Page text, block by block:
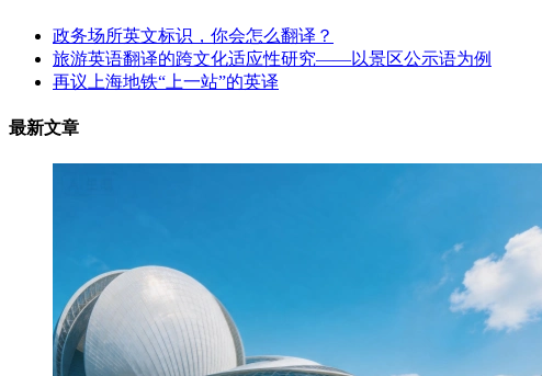
政务场所英文标识，你会怎么翻译？
旅游英语翻译的跨文化适应性研究——以景区公示语为例
再议上海地铁“上一站”的英译
最新文章